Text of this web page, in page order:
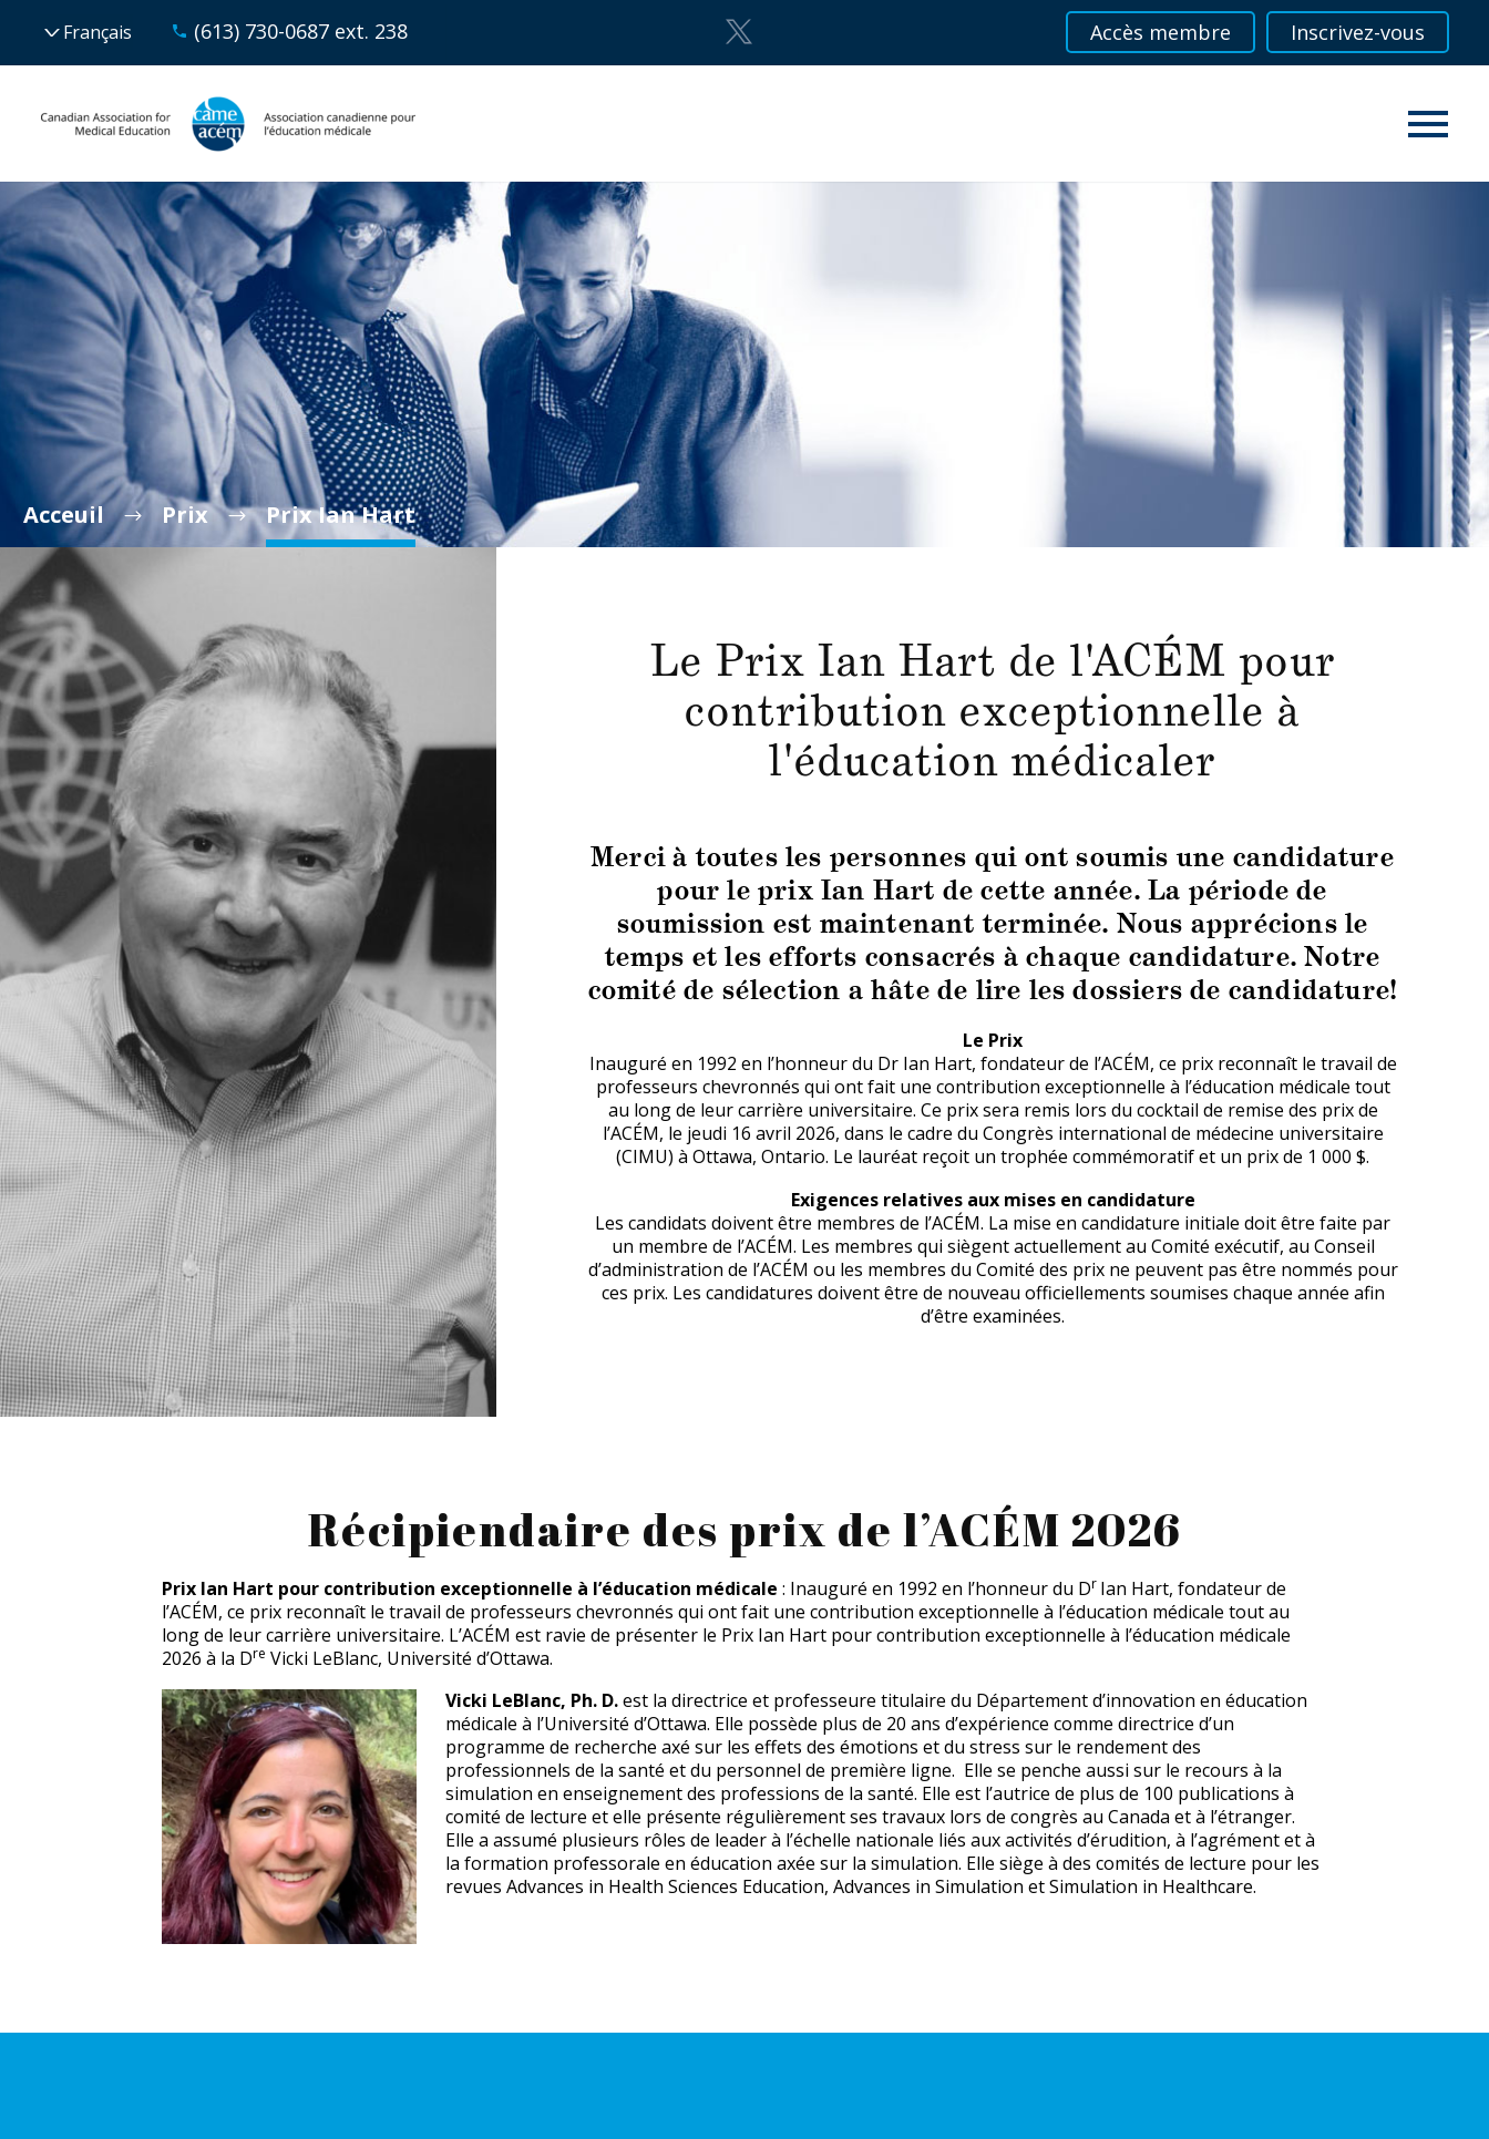
(613) 730-0687 ext. 238 Accès membre Inscrivez-vous
Acceuil Prix Prix Ian Hart
Le Prix Ian Hart de l'ACÉM pour
contribution exceptionnelle à
l'éducation médicaler
Merci à toutes les personnes qui ont soumis une candidature
pour le prix Ian Hart de cette année. La période de
soumission est maintenant terminée. Nous apprécions le
temps et les efforts consacrés à chaque candidature. Notre
comité de sélection a hâte de lire les dossiers de candidature!
Le Prix
Inauguré en 1992 en l’honneur du Dr Ian Hart, fondateur de l’ACÉM, ce prix reconnaît le travail de
professeurs chevronnés qui ont fait une contribution exceptionnelle à l’éducation médicale tout
au long de leur carrière universitaire. Ce prix sera remis lors du cocktail de remise des prix de
l’ACÉM, le jeudi 16 avril 2026, dans le cadre du Congrès international de médecine universitaire
(CIMU) à Ottawa, Ontario. Le lauréat reçoit un trophée commémoratif et un prix de 1 000 $.
Exigences relatives aux mises en candidature
Les candidats doivent être membres de l’ACÉM. La mise en candidature initiale doit être faite par
un membre de l’ACÉM. Les membres qui siègent actuellement au Comité exécutif, au Conseil
d’administration de l’ACÉM ou les membres du Comité des prix ne peuvent pas être nommés pour
ces prix. Les candidatures doivent être de nouveau officiellements soumises chaque année afin
d’être examinées.
Récipiendaire des prix de l’ACÉM 2026
Prix Ian Hart pour contribution exceptionnelle à l’éducation médicale : Inauguré en 1992 en l’honneur du Dr Ian Hart, fondateur de
l’ACÉM, ce prix reconnaît le travail de professeurs chevronnés qui ont fait une contribution exceptionnelle à l’éducation médicale tout au
long de leur carrière universitaire. L’ACÉM est ravie de présenter le Prix Ian Hart pour contribution exceptionnelle à l’éducation médicale
2026 à la Dre Vicki LeBlanc, Université d’Ottawa.
Vicki LeBlanc, Ph. D.est la directrice et professeure titulaire du Département d’innovation en éducation
médicale à l’Université d’Ottawa. Elle possède plus de 20 ans d’expérience comme directrice d’un
programme de recherche axé sur les effets des émotions et du stress sur le rendement des
professionnels de la santé et du personnel de première ligne. Elle se penche aussi sur le recours à la
simulation en enseignement des professions de la santé. Elle est l’autrice de plus de 100 publications à
comité de lecture et elle présente régulièrement ses travaux lors de congrès au Canada et à l’étranger.
Elle a assumé plusieurs rôles de leader à l’échelle nationale liés aux activités d’érudition, à l’agrément et à
la formation professorale en éducation axée sur la simulation. Elle siège à des comités de lecture pour les
revues Advances in Health Sciences Education, Advances in Simulation et Simulation in Healthcare.